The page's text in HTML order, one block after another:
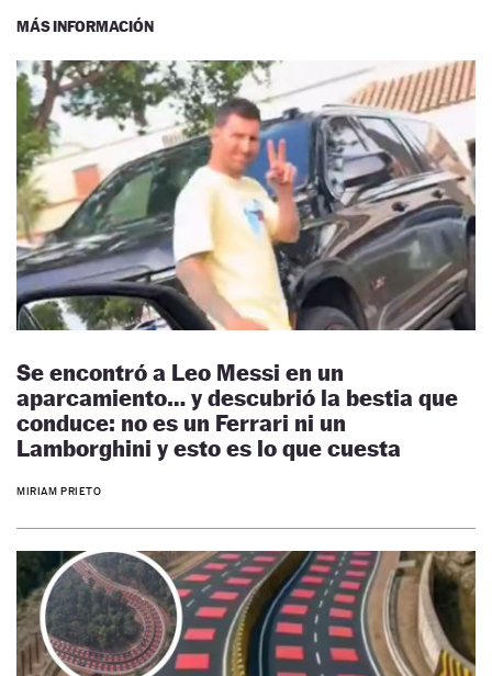
MÁS INFORMACIÓN
Se encontró a Leo Messi en un
aparcamiento… y descubrió la bestia que
conduce: no es un Ferrari ni un
Lamborghini y esto es lo que cuesta
MIRIAM PRIETO